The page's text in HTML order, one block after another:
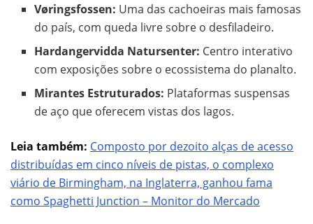
Vøringsfossen: Uma das cachoeiras mais famosas
do país, com queda livre sobre o desfiladeiro.
Hardangervidda Natursenter: Centro interativo
com exposições sobre o ecossistema do planalto.
Mirantes Estruturados: Plataformas suspensas
de aço que oferecem vistas dos lagos.
Leia também: Composto por dezoito alças de acesso
distribuídas em cinco níveis de pistas, o complexo
viário de Birmingham, na Inglaterra, ganhou fama
como Spaghetti Junction – Monitor do Mercado